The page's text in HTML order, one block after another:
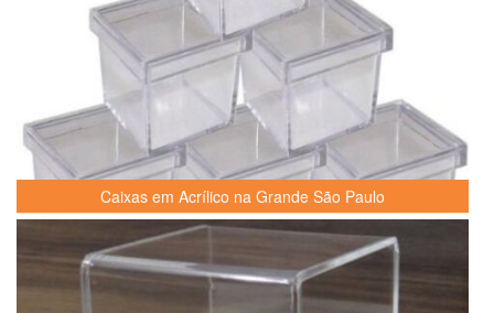
Caixas em Acrílico na Grande São Paulo